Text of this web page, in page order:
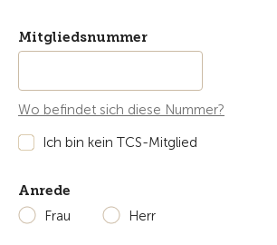
Mitgliedsnummer
Wo befindet sich diese Nummer?
Ich bin kein TCS-Mitglied
Anrede
Frau
Herr